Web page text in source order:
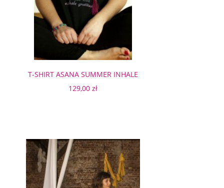
T-SHIRT ASANA SUMMER INHALE
129,00 zł